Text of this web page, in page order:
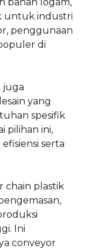
untuk industri
penggunaan
di
juga
yang
spesifik
pilihan ini,
serta
chain plastik
Ini
conveyor